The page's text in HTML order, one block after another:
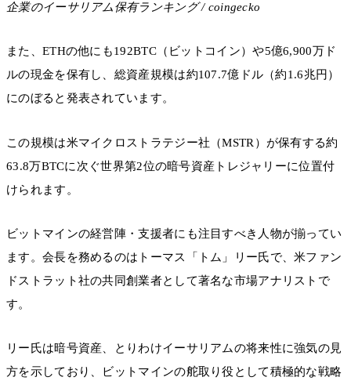
企業のイーサリアム保有ランキング / coingecko
また、ETHの他にも192BTC（ビットコイン）や5億6,900万ド
ルの現金を保有し、総資産規模は約107.7億ドル（約1.6兆円）
にのぼると発表されています。
この規模は米マイクロストラテジー社（MSTR）が保有する約
63.8万BTCに次ぐ世界第2位の暗号資産トレジャリーに位置付
けられます。
ビットマインの経営陣・支援者にも注目すべき人物が揃ってい
ます。会長を務めるのはトーマス「トム」リー氏で、米ファン
ドストラット社の共同創業者として著名な市場アナリストで
す。
リー氏は暗号資産、とりわけイーサリアムの将来性に強気の見
方を示しており、ビットマインの舵取り役として積極的な戦略